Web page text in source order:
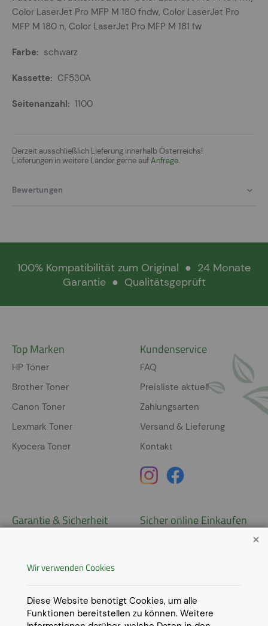
Informationen
Color LaserJet Pro MFP M 180 fndw, Color LaserJet Pro
MFP M 180 n, Color LaserJet Pro MFP M 181 fw
schwarz
CF530A
1100
Derzeit ausschließlich Lieferung innerhalb Österreichs!
Lieferungen in weitere Länder gerne aufAnfrage.
Bewertungen
100% Kompatibilität zum Original ● 24 Monate
Garantie ● Qualitätsgeprüft
Top Marken
HP Toner
Brother Toner
Canon Toner
Lexmark Toner
Kyocera Toner
Kundenservice
FAQ
Preisliste aktuell
Zahlungsarten
Versand & Lieferung
Kontakt
Garantie & Sicherheit
Datenschutz
Impressum
Sicher online Einkaufen
Lieferungen in weitere Länder
gerne aufAnfrage
Wir verwenden Cookies
Diese Website benötigt Cookies, um alle
Funktionen bereitstellen zu können. Weitere